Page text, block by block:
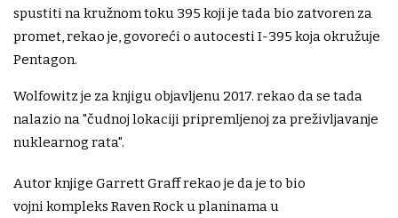
spustiti na kružnom toku 395 koji je tada bio zatvoren za
promet, rekao je, govoreći o autocesti I-395 koja okružuje
Pentagon.
Wolfowitz je za knjigu objavljenu 2017. rekao da se tada
nalazio na "čudnoj lokaciji pripremljenoj za preživljavanje
nuklearnog rata".
Autor knjige Garrett Graff rekao je da je to bio
vojni kompleks Raven Rock u planinama u